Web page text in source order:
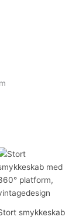
smykkeskab